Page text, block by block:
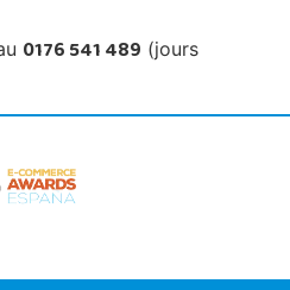
0176 541 489 (jours